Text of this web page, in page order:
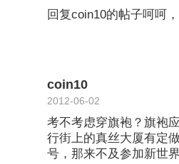
回复coin10的帖子呵呵
coin10
2012-06-02
考不考虑穿旗袍？旗袍
行街上的真丝大厦有定
号，那来不及参加新世